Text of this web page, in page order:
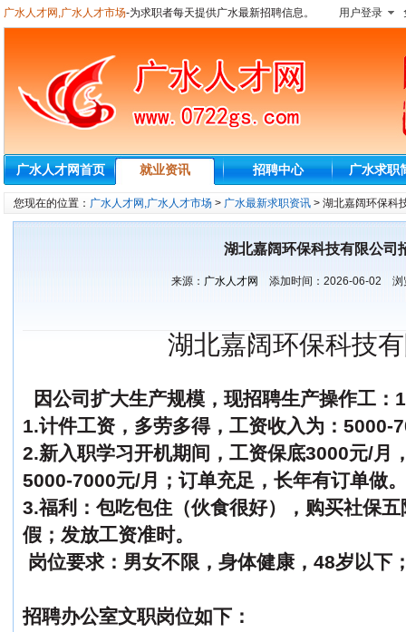
广水人才网,广水人才市场-为求职者每天提供广水最新招聘信息。 用户登录
广水人才网首页 就业资讯 招聘中心 广水求职
您现在的位置： 广水人才网,广水人才市场 > 广水最新求职资讯 > 湖北嘉阔环保科
湖北嘉阔环保科技有限公司
来源： 广水人才网 添加时间： 2026-06-02 浏
湖北嘉阔环保科技
因公司扩大生产规模，现招聘生产操作工：
1.计件工资，多劳多得，工资收入为：5000-
2.新入职学习开机期间，工资保底3000元/月
5000-7000元/月；订单充足，长年有订单做。
3.福利：包吃包住（伙食很好），购买社保
假；发放工资准时。
岗位要求：男女不限，身体健康，48岁以下
招聘办公室文职岗位如下：